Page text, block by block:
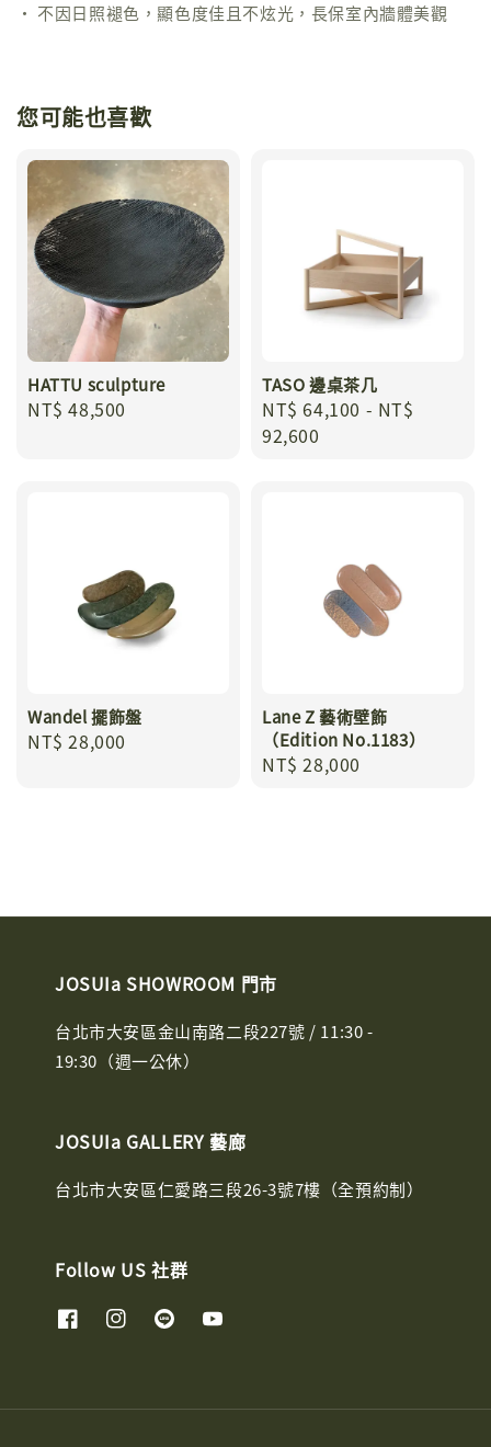
• 不因日照褪色，顯色度佳且不炫光，長保室內牆體美觀
您可能也喜歡
HATTU sculpture
Regular
NT$ 48,500
TASO 邊桌茶几
Regular
price
NT$ 64,100 - NT$
92,600
Wandel 擺飾盤
Regular
NT$ 28,000
Lane Z 藝術壁飾
（Edition No.1183）
Regular
NT$ 28,000
JOSUIa SHOWROOM 門市
台北市大安區金山南路二段227號 / 11:30 -
19:30（週一公休）
JOSUIa GALLERY 藝廊
台北市大安區仁愛路三段26-3號7樓（全預約制）
Follow US 社群